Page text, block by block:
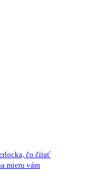
čo čítať
mieru vám